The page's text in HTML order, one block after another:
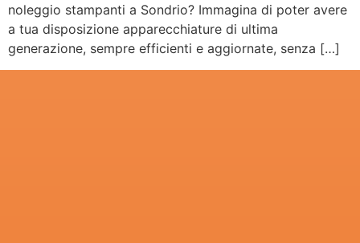
noleggio stampanti a Sondrio? Immagina di poter avere
a tua disposizione apparecchiature di ultima
generazione, sempre efficienti e aggiornate, senza […]